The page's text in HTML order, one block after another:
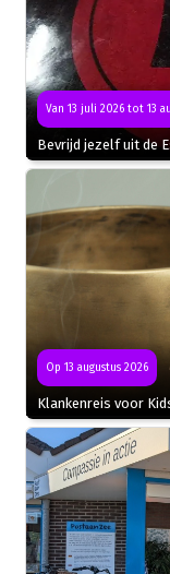
Van 13 juli 2026 tot 13
Bevrijd jezelf uit de
Op 13 augustus 2026
Klankenreis voor